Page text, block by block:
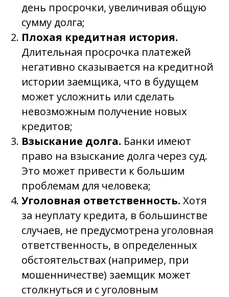
день просрочки, увеличивая общую
сумму долга;
Плохая кредитная история.
Длительная просрочка платежей
негативно сказывается на кредитной
истории заемщика, что в будущем
может усложнить или сделать
невозможным получение новых
кредитов;
Взыскание долга. Банки имеют
право на взыскание долга через суд.
Это может привести к большим
проблемам для человека;
Уголовная ответственность. Хотя
за неуплату кредита, в большинстве
случаев, не предусмотрена уголовная
ответственность, в определенных
обстоятельствах (например, при
мошенничестве) заемщик может
столкнуться и с уголовным